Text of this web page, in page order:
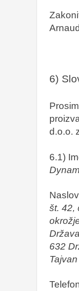
6)
d.o.o.
6.1)
št. 42,
632
Tajvan